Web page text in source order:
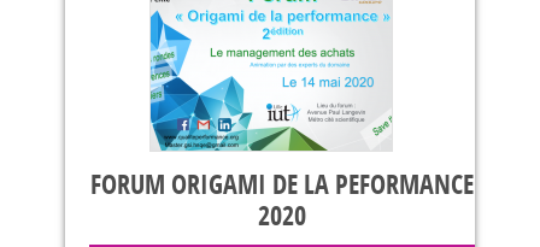
FORUM ORIGAMI DE LA PEFORMANCE
2020